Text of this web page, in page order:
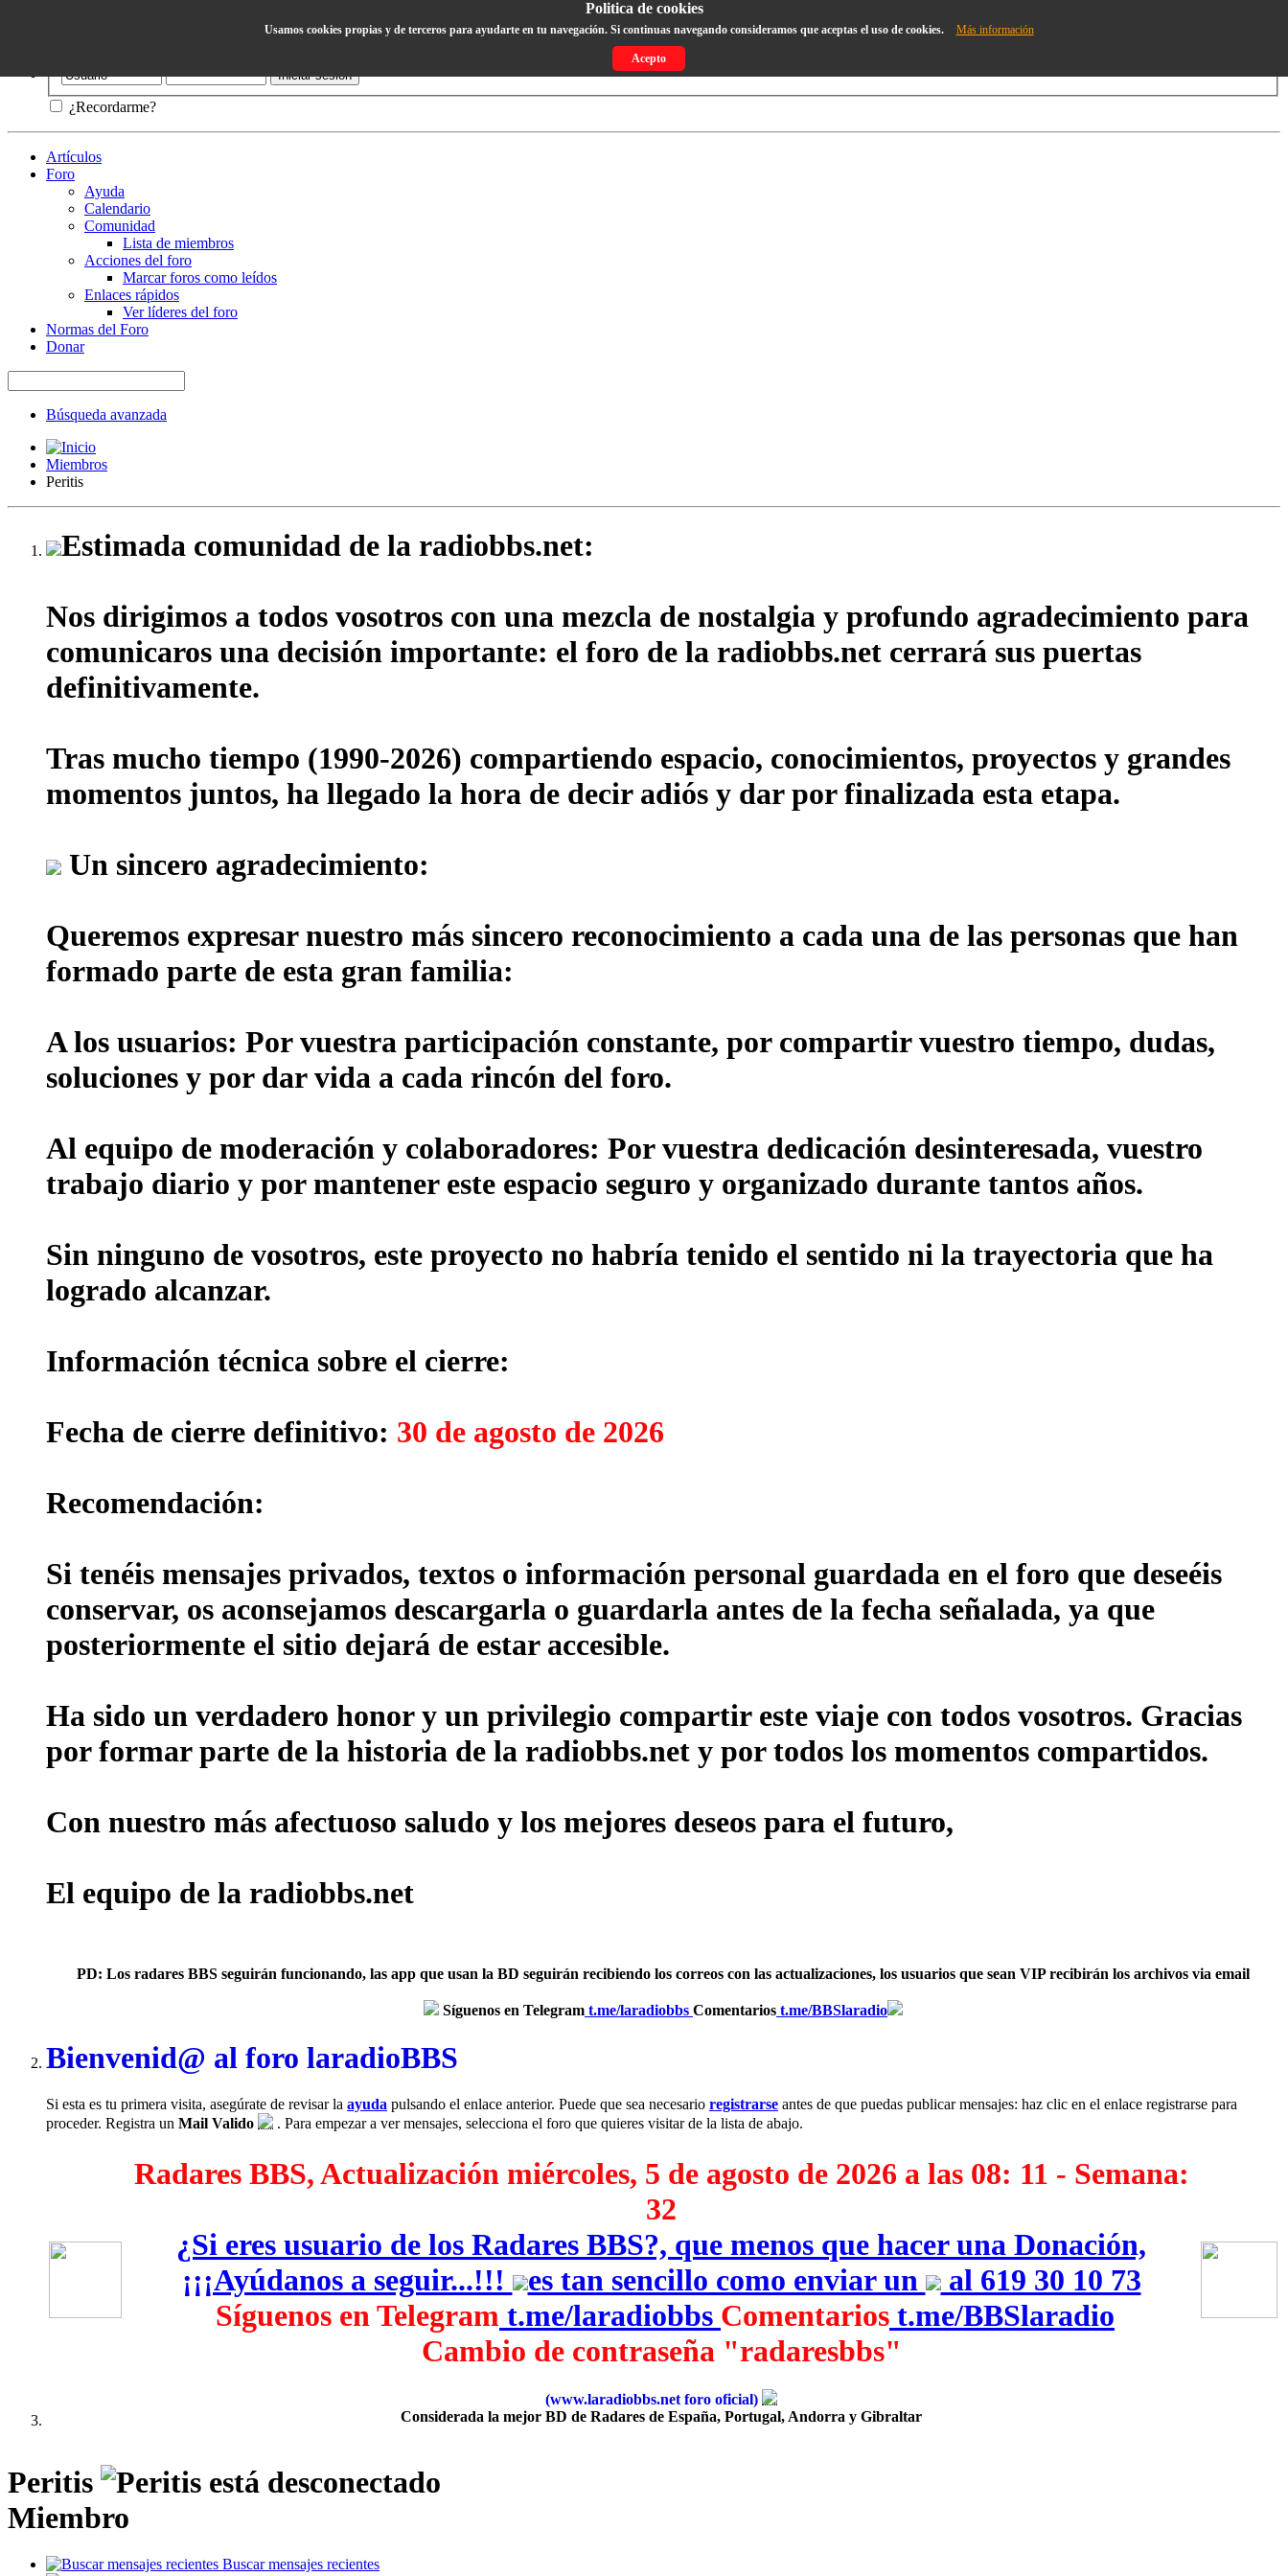
¿Recordarme?
Politica de cookies
Usamos cookies propias y de terceros para ayudarte en tu navegación. Si continuas navegando consideramos que aceptas el uso de cookies. Más información
Acepto
Artículos
Foro
Ayuda
Calendario
Comunidad
Lista de miembros
Acciones del foro
Marcar foros como leídos
Enlaces rápidos
Ver líderes del foro
Normas del Foro
Donar
Búsqueda avanzada
Miembros
Peritis
Estimada comunidad de la radiobbs.net:
Nos dirigimos a todos vosotros con una mezcla de nostalgia y profundo agradecimiento para
comunicaros una decisión importante: el foro de la radiobbs.net cerrará sus puertas
definitivamente.
Tras mucho tiempo (1990-2026) compartiendo espacio, conocimientos, proyectos y grandes
momentos juntos, ha llegado la hora de decir adiós y dar por finalizada esta etapa.
Un sincero agradecimiento:
Queremos expresar nuestro más sincero reconocimiento a cada una de las personas que han
formado parte de esta gran familia:
A los usuarios: Por vuestra participación constante, por compartir vuestro tiempo, dudas,
soluciones y por dar vida a cada rincón del foro.
Al equipo de moderación y colaboradores: Por vuestra dedicación desinteresada, vuestro
trabajo diario y por mantener este espacio seguro y organizado durante tantos años.
Sin ninguno de vosotros, este proyecto no habría tenido el sentido ni la trayectoria que ha
logrado alcanzar.
Información técnica sobre el cierre:
Fecha de cierre definitivo: 30 de agosto de 2026
Recomendación:
Si tenéis mensajes privados, textos o información personal guardada en el foro que deseéis
conservar, os aconsejamos descargarla o guardarla antes de la fecha señalada, ya que
posteriormente el sitio dejará de estar accesible.
Ha sido un verdadero honor y un privilegio compartir este viaje con todos vosotros. Gracias
por formar parte de la historia de la radiobbs.net y por todos los momentos compartidos.
Con nuestro más afectuoso saludo y los mejores deseos para el futuro,
El equipo de la radiobbs.net
PD: Los radares BBS seguirán funcionando, las app que usan la BD seguirán recibiendo los correos con las actualizaciones, los usuarios que sean VIP recibirán los archivos via email
Síguenos en Telegram t.me/laradiobbs Comentarios t.me/BBSlaradio
Bienvenid@ al foro laradioBBS
Si esta es tu primera visita, asegúrate de revisar la ayuda pulsando el enlace anterior. Puede que sea necesario registrarse antes de que puedas publicar mensajes: haz clic en el enlace registrarse para
proceder. Registra un Mail Valido . Para empezar a ver mensajes, selecciona el foro que quieres visitar de la lista de abajo.
Radares BBS, Actualización miércoles, 5 de agosto de 2026 a las 08: 11 - Semana:
32
¿Si eres usuario de los Radares BBS?, que menos que hacer una Donación,
¡¡¡Ayúdanos a seguir...!!!
es tan sencillo como enviar un
al 619 30 10 73
Síguenos en Telegram t.me/laradiobbs Comentarios t.me/BBSlaradio
Cambio de contraseña "radaresbbs"
(www.laradiobbs.net foro oficial)
Considerada la mejor BD de Radares de España, Portugal, Andorra y Gibraltar
Peritis
Miembro
Buscar mensajes recientes